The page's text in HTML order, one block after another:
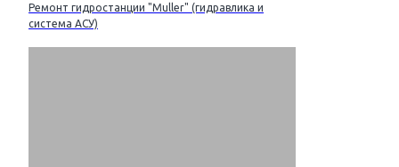
Ремонт гидростанции "Muller" (гидравлика и
система АСУ)